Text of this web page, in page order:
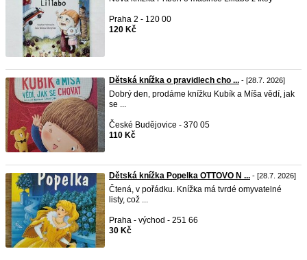
Praha 2 - 120 00
120 Kč
Dětská knížka o pravidlech cho ... - [28.7. 2026]
Dobrý den, prodáme knížku Kubík a Míša vědí, jak
se ...
České Budějovice - 370 05
110 Kč
Dětská knížka Popelka OTTOVO N ... - [28.7. 2026]
Čtená, v pořádku. Knížka má tvrdé omyvatelné
listy, což ...
Praha - východ - 251 66
30 Kč